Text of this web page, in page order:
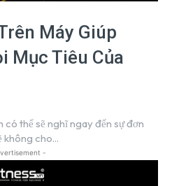
Máy Giúp
Mục Tiêu Của
có thể sẽ nghĩ ngay đến sự đơn
không cho...
-